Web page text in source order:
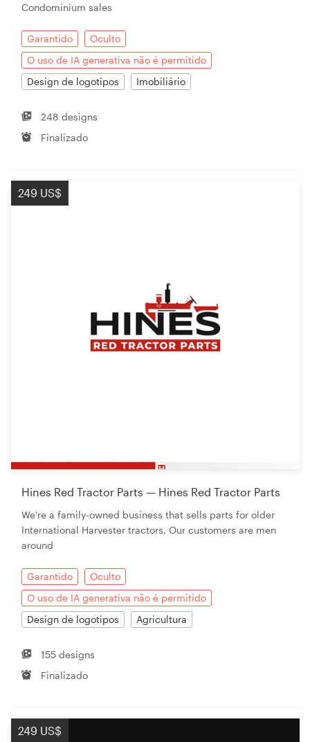
Condominium sales
Garantido
Oculto
O uso de IA generativa não é permitido
Design de logotipos
Imobiliário
248 designs
Finalizado
249 US$
Hines Red Tractor Parts — Hines Red Tractor Parts
We're a family-owned business that sells parts for older
International Harvester tractors. Our customers are men
around
Garantido
Oculto
O uso de IA generativa não é permitido
Design de logotipos
Agricultura
155 designs
Finalizado
249 US$